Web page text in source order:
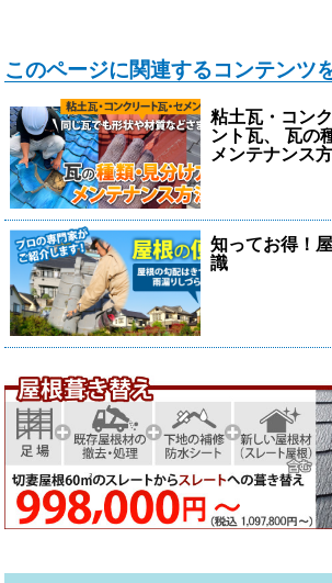
このページに関連するコンテンツ
粘土瓦・コン
ント瓦、 瓦の
メンテナンス
知ってお得！
識